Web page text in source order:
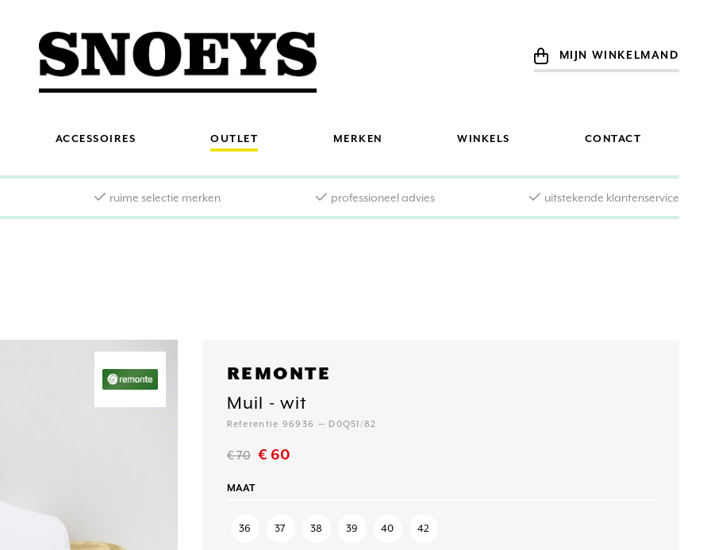
MIJN WINKELMAND
ACCESSOIRES OUTLET MERKEN WINKELS CONTACT
ruime selectie merken professioneel advies uitstekende klantenservice
REMONTE
Muil - wit
Referentie 96936 — D0Q51/82
€ 70 € 60
MAAT
36 37 38 39 40 42